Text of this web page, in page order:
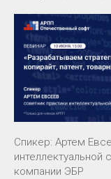
Спикер: Артем
интеллектуальной
компании ЭБР